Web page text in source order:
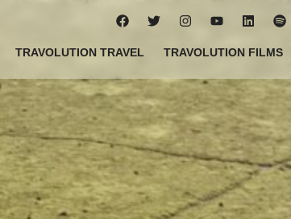
TRAVOLUTION TRAVEL TRAVOLUTION FILMS